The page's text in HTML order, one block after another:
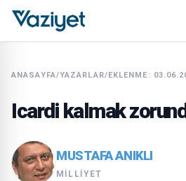
ANASAYFA/YAZARLAR/EKLENME:
Icardi kalmak
MUSTAFA ANIKLI
MILLIYET